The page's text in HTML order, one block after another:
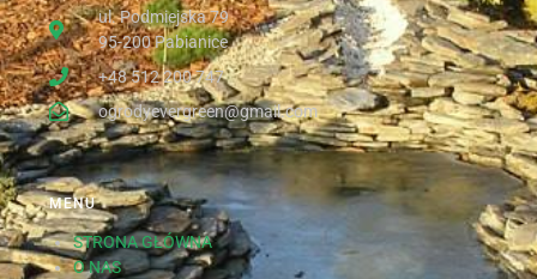
MENU
STRONA GŁÓWNA
O NAS
ul. Podmiejska 79
95-200 Pabianice
+48 512 200 747
ogrodyevergreen@gmail.com